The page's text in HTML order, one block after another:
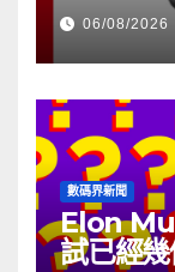
06/08/2026
數碼界新聞
Elon
試已經